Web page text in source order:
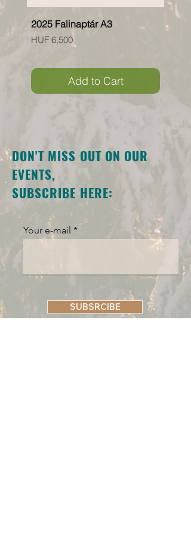
2025 Falinaptár A3
Price
HUF 6,500
Add to Cart
DON'T MISS OUT ON OUR
EVENTS,
SUBSCRIBE HERE:
Your e-mail
SUBSRCIBE